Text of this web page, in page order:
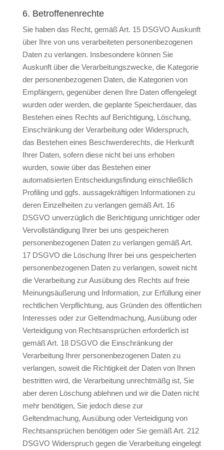
6. Betroffenenrechte
Sie haben das Recht, gemäß Art. 15 DSGVO Auskunft
über Ihre von uns verarbeiteten personenbezogenen
Daten zu verlangen. Insbesondere können Sie
Auskunft über die Verarbeitungszwecke, die Kategorie
der personenbezogenen Daten, die Kategorien von
Empfängern, gegenüber denen Ihre Daten offengelegt
wurden oder werden, die geplante Speicherdauer, das
Bestehen eines Rechts auf Berichtigung, Löschung,
Einschränkung der Verarbeitung oder Widerspruch,
das Bestehen eines Beschwerderechts, die Herkunft
Ihrer Daten, sofern diese nicht bei uns erhoben
wurden, sowie über das Bestehen einer
automatisierten Entscheidungsfindung einschließlich
Profiling und ggfs. aussagekräftigen Informationen zu
deren Einzelheiten zu verlangen gemäß Art. 16
DSGVO unverzüglich die Berichtigung unrichtiger oder
Vervollständigung Ihrer bei uns gespeicheren
personenbezogenen Daten zu verlangen gemäß Art.
17 DSGVO die Löschung Ihrer bei uns gespeicherten
personenbezogenen Daten zu verlangen, soweit nicht
die Verarbeitung zur Ausübung des Rechts auf freie
Meinungsäußerung und Information, zur Erfüllung einer
rechtlichen Verpflichtung, aus Gründen des öffentlichen
Interesses oder zur Geltendmachung, Ausübung oder
Verteidigung von Rechtsansprüchen erforderlich ist
gemäß Art. 18 DSGVO die Einschränkung der
Verarbeitung Ihrer personenbezogenen Daten zu
verlangen, soweit die Richtigkeit der Daten von Ihnen
bestritten wird, die Verarbeitung unrechtmäßg ist, Sie
aber deren Löschung ablehnen und wir die Daten nicht
mehr benötigen, Sie jedoch diese zur
Geltendmachung, Ausübung oder Verteidigung von
Rechtsansprüchen benötigen oder Sie gemäß Art. 212
DSGVO Widerspruch gegen die Verarbeitung eingelegt